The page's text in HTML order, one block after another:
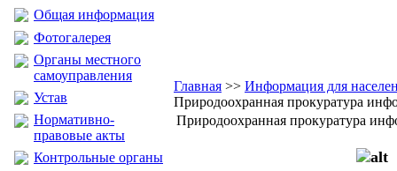
Общая информация
Фотогалерея
Органы местного
самоуправления
Устав
Нормативно-
правовые акты
Контрольные органы
Главная >> Информация для
Природоохранная прокуратура
Природоохранная прокуратура